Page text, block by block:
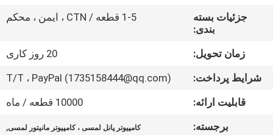
کارخانه
کنترل
کیفیت
جزئیات بسته
بندی:
1-5 قطعه / CTN ، ایمن ، محکم
زمان تحویل:
20 روز کاری
شرایط پرداخت:
T/T ، PayPal (1735158444@qq.com)
قابلیت ارائه:
10000 قطعه / ماه
برجسته:
کامپیوتر پانل لمسی ، کامپیوتر مانیتور لمسی,